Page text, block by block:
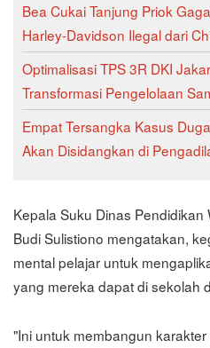
Bea Cukai Tanjung Priok
Harley-Davidson Ilegal dari
Optimalisasi TPS 3R DKI
Transformasi Pengelolaan
Empat Tersangka Kasus
Akan Disidangkan di
Kepala Suku Dinas
Budi Sulistiono mengatakan,
mental pelajar untuk
yang mereka dapat di sekolah
"Ini untuk membangun